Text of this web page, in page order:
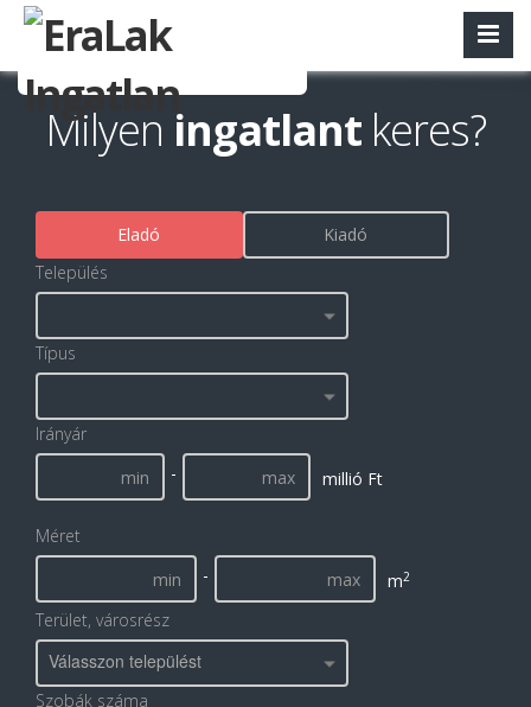
Milyen ingatlant keres?
Eladó
Kiadó
Település
Típus
Irányár
-
millió Ft
Méret
-
m2
Terület, városrész
Válasszon települést
Szobák száma